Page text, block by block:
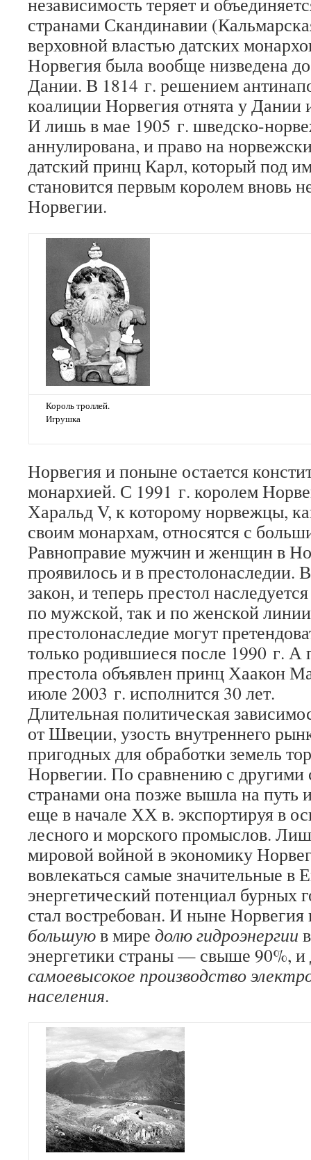
странами Скандинавии
верховной властью датских
Норвегия была вообще низведена
Дании. В 1814 г. решением
коалиции Норвегия отнята у
И лишь в мае 1905 г. шведско-
аннулирована, и право на
датский принц Карл, который под
становится первым королем вновь
Норвегии.
Король троллей.
Игрушка
Норвегия и поныне остается
монархией. С 1991 г. королем
Харальд V, к которому норвежцы,
своим монархам, относятся с
Равноправие мужчин и женщин в
проявилось и в престолонаследии.
закон, и теперь престол
по мужской, так и по женской
престолонаследие могут
только родившиеся после 1990 г. А
престола объявлен принц Хаакон
июле 2003 г. исполнится 30 лет.
Длительная политическая
от Швеции, узость внутреннего
пригодных для обработки земель
Норвегии. По сравнению с другими
странами она позже вышла на путь
еще в начале ХХ в. экспортируя в
лесного и морского промыслов.
мировой войной в экономику
вовлекаться самые значительные в
энергетический потенциал бурных
стал востребован. И ныне
большуюв мире долю гидроэнергии
энергетики страны — свыше 90%, и
самоевысокое производство
населения.